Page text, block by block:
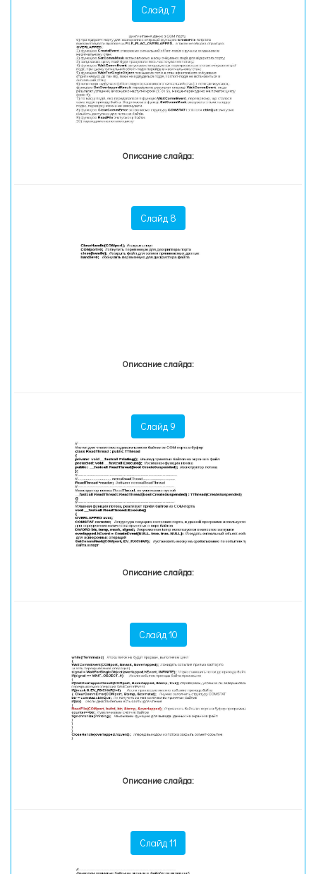
Слайд 7
Описание слайда:
Слайд 8
Описание слайда:
Слайд 9
Описание слайда:
Слайд 10
Описание слайда:
Слайд 11